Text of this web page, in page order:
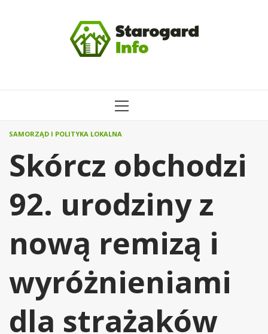
MENU
SAMORZĄD I POLITYKA LOKALNA
Skórcz obchodzi
92. urodziny z
nową remizą i
wyróżnieniami
dla strażaków